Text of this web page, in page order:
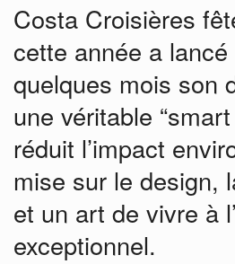
Costa Croisières
cette année a
quelques mois son
une véritable
réduit l’impact
mise sur le design,
et un art de vivre à
exceptionnel.